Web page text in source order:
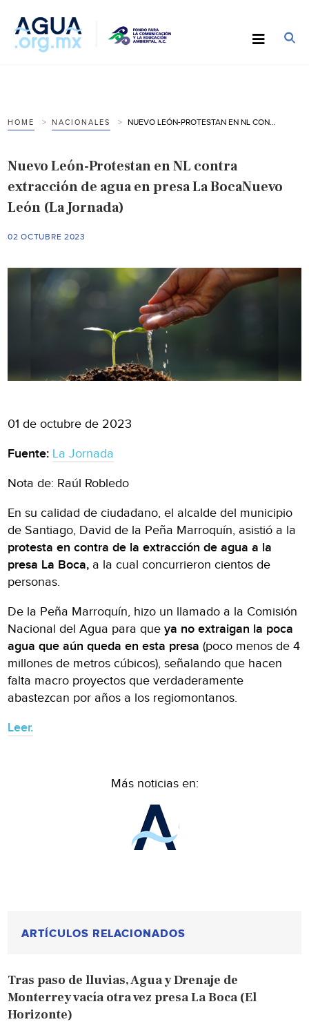
HOME NACIONALES
Nuevo León-Protestan en NL contra
extracción de agua en presa La BocaNuevo
León (La Jornada)
02 OCTUBRE 2023
01 de octubre de 2023
Fuente: La Jornada
Nota de: Raúl Robledo
En su calidad de ciudadano, el alcalde del municipio
de Santiago, David de la Peña Marroquín, asistió a la
protesta en contra de la extracción de agua a la
presa La Boca, a la cual concurrieron cientos de
personas.
De la Peña Marroquín, hizo un llamado a la Comisión
Nacional del Agua para queya no extraigan la poca
agua que aún queda en esta presa (poco menos de 4
millones de metros cúbicos), señalando que hacen
falta macro proyectos que verdaderamente
abastezcan por años a los regiomontanos.
Leer.
Más noticias en:
ARTÍCULOS RELACIONADOS
Tras paso de lluvias, Agua y Drenaje de
Monterrey vacía otra vez presa La Boca (El
Horizonte)